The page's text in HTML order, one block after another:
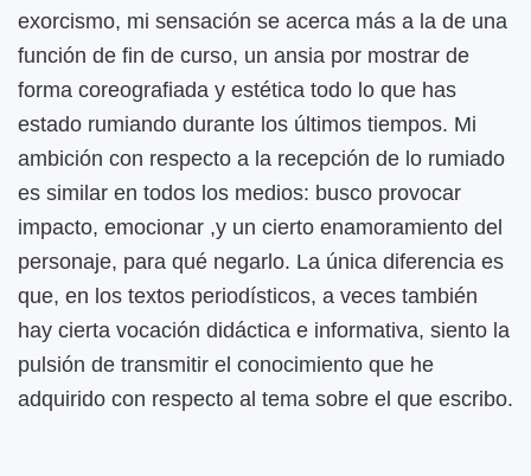
exorcismo, mi sensación se acerca más a la de una
función de fin de curso, un ansia por mostrar de
forma coreografiada y estética todo lo que has
estado rumiando durante los últimos tiempos. Mi
ambición con respecto a la recepción de lo rumiado
es similar en todos los medios: busco provocar
impacto, emocionar ,y un cierto enamoramiento del
personaje, para qué negarlo. La única diferencia es
que, en los textos periodísticos, a veces también
hay cierta vocación didáctica e informativa, siento la
pulsión de transmitir el conocimiento que he
adquirido con respecto al tema sobre el que escribo.